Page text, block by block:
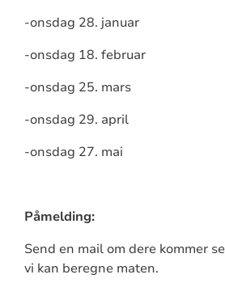
-onsdag 28. januar
-onsdag 18. februar
-onsdag 25. mars
-onsdag 29. april
-onsdag 27. mai
Påmelding:
Send en mail om dere kommer
vi kan beregne maten.